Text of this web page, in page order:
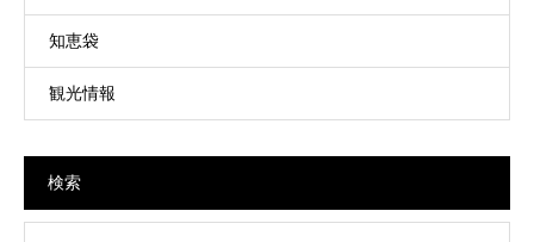
知恵袋
観光情報
検索